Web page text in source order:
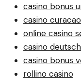
casino bonus
casino
online casino
casino
casino bonus
rollino casino